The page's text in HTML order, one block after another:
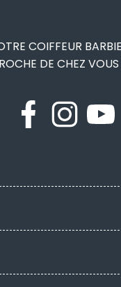
COIFFEUR
DE CHEZ